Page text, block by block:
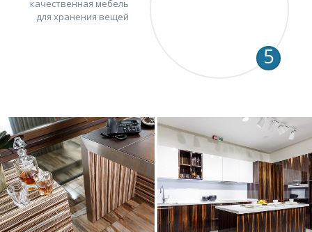
5
качественная мебель
для хранения вещей